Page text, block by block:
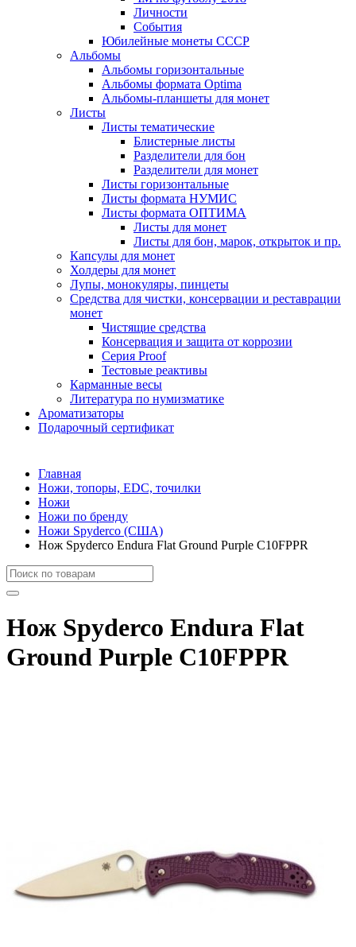
Личности
События
Юбилейные монеты СССР
Альбомы
Альбомы горизонтальные
Альбомы формата Optima
Альбомы-планшеты для монет
Листы
Листы тематические
Блистерные листы
Разделители для бон
Разделители для монет
Листы горизонтальные
Листы формата НУМИС
Листы формата ОПТИМА
Листы для монет
Листы для бон, марок, открыток и пр.
Капсулы для монет
Холдеры для монет
Лупы, монокуляры, пинцеты
Средства для чистки, консервации и реставрации
монет
Чистящие средства
Консервация и защита от коррозии
Серия Proof
Тестовые реактивы
Карманные весы
Литература по нумизматике
Ароматизаторы
Подарочный сертификат
Главная
Ножи, топоры, EDC, точилки
Ножи
Ножи по бренду
Ножи Spyderco (США)
Нож Spyderco Endura Flat Ground Purple C10FPPR
Нож Spyderco Endura Flat
Ground Purple C10FPPR